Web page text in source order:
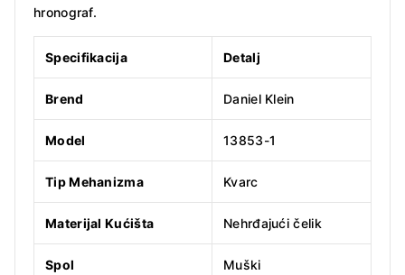
hronograf.
Specifikacija Detalj
Brend Daniel Klein
Model 13853-1
Tip Mehanizma Kvarc
Materijal Kućišta Nehrđajući čelik
Spol Muški